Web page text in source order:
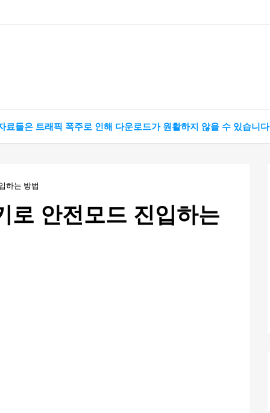
료들은 트래픽 폭주로 인해 다운로드가 원활하지 않을 수 있습니
하는 방법
로 안전모드 진입하는